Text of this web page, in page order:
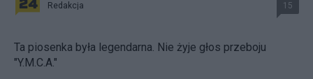
Redakcja 15
Ta piosenka była legendarna. Nie żyje głos przeboju
"Y.M.C.A."